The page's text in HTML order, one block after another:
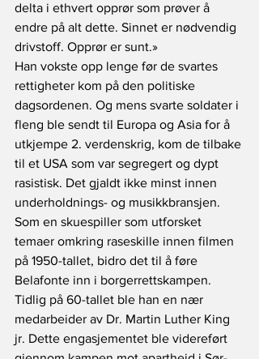
delta i ethvert opprør som prøver å
endre på alt dette. Sinnet er nødvendig
drivstoff. Opprør er sunt.»
Han vokste opp lenge før de svartes
rettigheter kom på den politiske
dagsordenen. Og mens svarte soldater i
fleng ble sendt til Europa og Asia for å
utkjempe 2. verdenskrig, kom de tilbake
til et USA som var segregert og dypt
rasistisk. Det gjaldt ikke minst innen
underholdnings- og musikkbransjen.
Som en skuespiller som utforsket
temaer omkring raseskille innen filmen
på 1950-tallet, bidro det til å føre
Belafonte inn i borgerrettskampen.
Tidlig på 60-tallet ble han en nær
medarbeider av Dr. Martin Luther King
jr. Dette engasjementet ble videreført